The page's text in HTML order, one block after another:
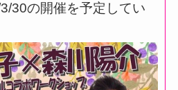
30の開催を予定してい